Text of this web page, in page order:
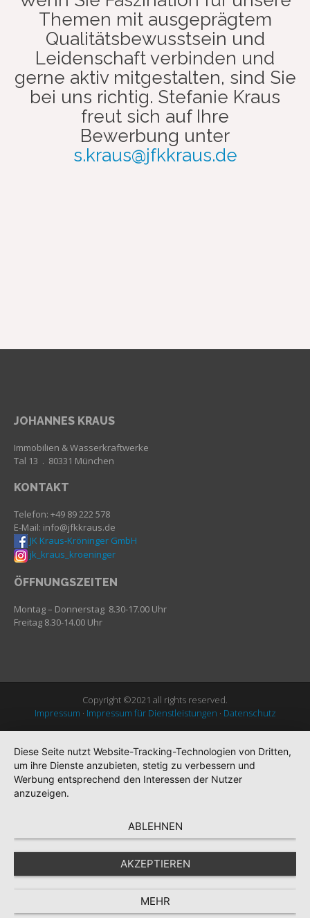
Themen mit ausgeprägtem
Qualitätsbewusstsein und
Leidenschaft verbinden und
gerne aktiv mitgestalten, sind Sie
bei uns richtig. Stefanie Kraus
freut sich auf Ihre
Bewerbung unter
s.kraus@jfkkraus.de
JOHANNES KRAUS
Immobilien & Wasserkraftwerke
Tal 13 . 80331 München
KONTAKT
Telefon: +49 89 222 578
E-Mail: info@jfkkraus.de
JK Kraus-Kröninger GmbH
jk_kraus_kroeninger
ÖFFNUNGSZEITEN
Montag – Donnerstag 8.30-17.00 Uhr
Freitag 8.30-14.00 Uhr
Copyright ©2021 all rights reserved.
Impressum · Impressum für Dienstleistungen · Datenschutz
Diese Seite nutzt Website-Tracking-Technologien von Dritten,
um ihre Dienste anzubieten, stetig zu verbessern und
Werbung entsprechend den Interessen der Nutzer
anzuzeigen.
ABLEHNEN
AKZEPTIEREN
MEHR